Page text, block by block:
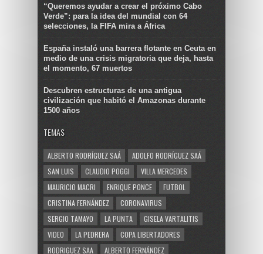
“Queremos ayudar a crear el próximo Cabo
Verde”: para la idea del mundial con 64
selecciones, la FIFA mira a África
España instaló una barrera flotante en Ceuta en
medio de una crisis migratoria que deja, hasta
el momento, 67 muertos
Descubren estructuras de una antigua
civilización que habitó el Amazonas durante
1500 años
TEMAS
ALBERTO RODRÍGUEZ SAÁ
ADOLFO RODRÍGUEZ SAÁ
SAN LUIS
CLAUDIO POGGI
VILLA MERCEDES
MAURICIO MACRI
ENRIQUE PONCE
FUTBOL
CRISTINA FERNÁNDEZ
CORONAVIRUS
SERGIO TAMAYO
LA PUNTA
GISELA VARTALITIS
VIDEO
LA PEDRERA
COPA LIBERTADORES
RODRIGUEZ SAA
ALBERTO FERNÁNDEZ